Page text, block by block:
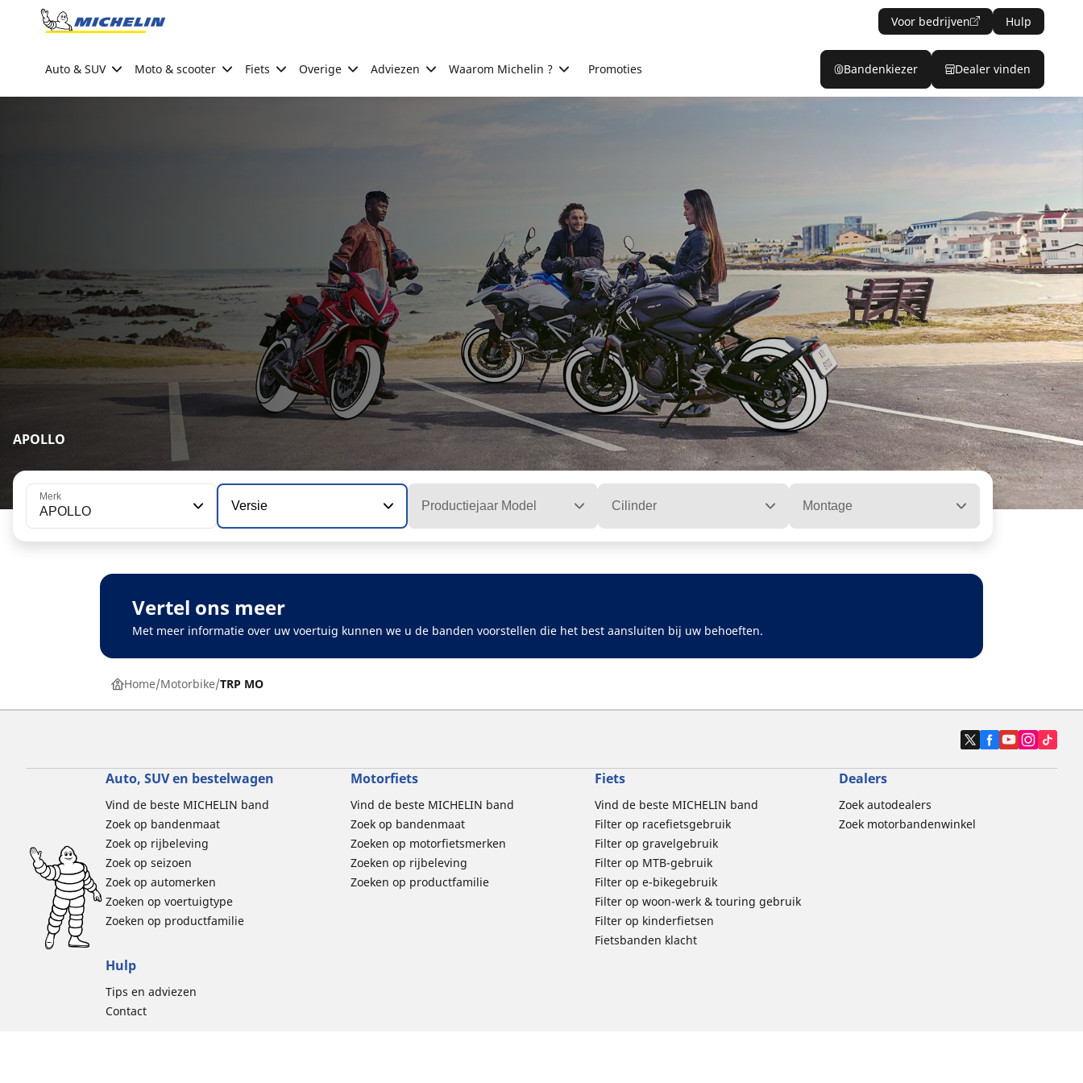
Go to page content
Voor bedrijven Hulp
Auto & SUV Moto & scooter Fiets Overige Adviezen Waarom Michelin ? Promoties Bandenkiezer Dealer vinden
APOLLO
Merk
APOLLO Versie Productiejaar Model Cilinder Montage
Vertel ons meer
Met meer informatie over uw voertuig kunnen we u de banden voorstellen die het best aansluiten bij uw behoeften.
Home Motorbike TRP MO
Auto, SUV en bestelwagen
Vind de beste MICHELIN band
Zoek op bandenmaat
Zoek op rijbeleving
Zoek op seizoen
Zoek op automerken
Zoeken op voertuigtype
Zoeken op productfamilie
Motorfiets
Vind de beste MICHELIN band
Zoek op bandenmaat
Zoeken op motorfietsmerken
Zoeken op rijbeleving
Zoeken op productfamilie
Fiets
Vind de beste MICHELIN band
Filter op racefietsgebruik
Filter op gravelgebruik
Filter op MTB-gebruik
Filter op e-bikegebruik
Filter op woon-werk & touring gebruik
Filter op kinderfietsen
Fietsbanden klacht
Dealers
Zoek autodealers
Zoek motorbandenwinkel
Hulp
Tips en adviezen
Contact